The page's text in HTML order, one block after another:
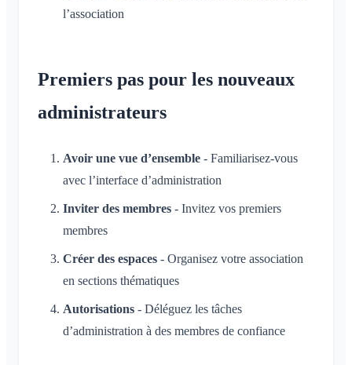
l’association
Premiers pas pour les nouveaux
administrateurs
Avoir une vue d’ensemble - Familiarisez-vous
avec l’interface d’administration
Inviter des membres - Invitez vos premiers
membres
Créer des espaces - Organisez votre association
en sections thématiques
Autorisations - Déléguez les tâches
d’administration à des membres de confiance